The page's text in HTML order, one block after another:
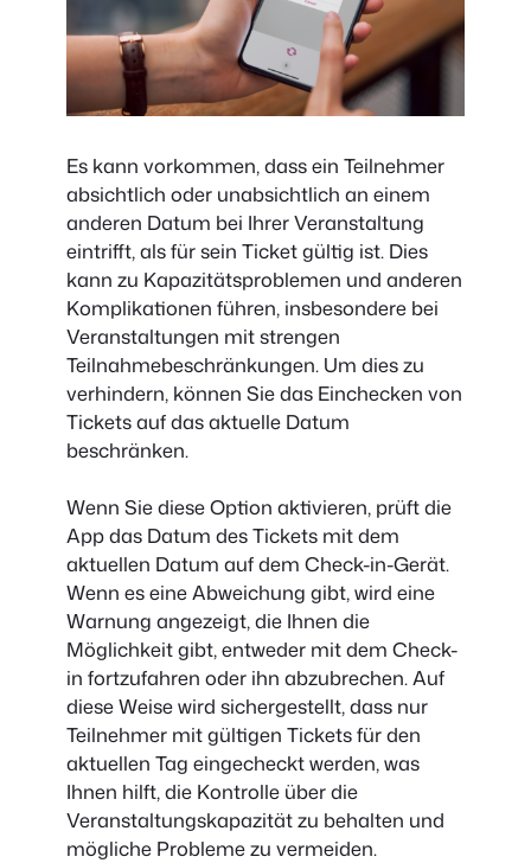
Es kann vorkommen, dass ein Teilnehmer
absichtlich oder unabsichtlich an einem
anderen Datum bei Ihrer Veranstaltung
eintrifft, als für sein Ticket gültig ist. Dies
kann zu Kapazitätsproblemen und anderen
Komplikationen führen, insbesondere bei
Veranstaltungen mit strengen
Teilnahmebeschränkungen. Um dies zu
verhindern, können Sie das Einchecken von
Tickets auf das aktuelle Datum
beschränken.
Wenn Sie diese Option aktivieren, prüft die
App das Datum des Tickets mit dem
aktuellen Datum auf dem Check-in-Gerät.
Wenn es eine Abweichung gibt, wird eine
Warnung angezeigt, die Ihnen die
Möglichkeit gibt, entweder mit dem Check-
in fortzufahren oder ihn abzubrechen. Auf
diese Weise wird sichergestellt, dass nur
Teilnehmer mit gültigen Tickets für den
aktuellen Tag eingecheckt werden, was
Ihnen hilft, die Kontrolle über die
Veranstaltungskapazität zu behalten und
mögliche Probleme zu vermeiden.